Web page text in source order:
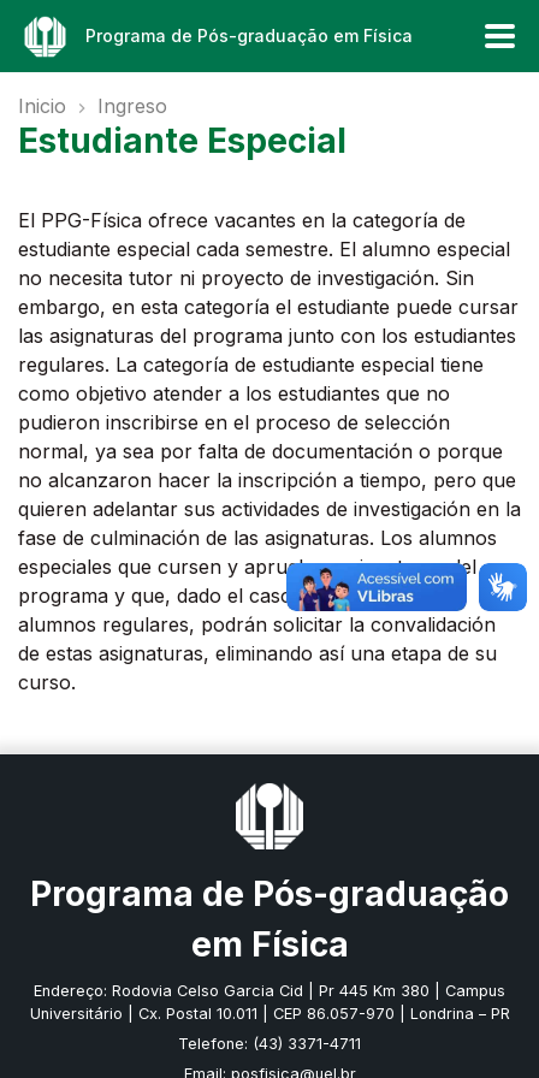
Programa de Pós-graduação em Física
Inicio Ingreso
Estudiante Especial
El PPG-Física ofrece vacantes en la categoría de
estudiante especial cada semestre. El alumno especial
no necesita tutor ni proyecto de investigación. Sin
embargo, en esta categoría el estudiante puede cursar
las asignaturas del programa junto con los estudiantes
regulares. La categoría de estudiante especial tiene
como objetivo atender a los estudiantes que no
pudieron inscribirse en el proceso de selección
normal, ya sea por falta de documentación o porque
no alcanzaron hacer la inscripción a tiempo, pero que
quieren adelantar sus actividades de investigación en la
fase de culminación de las asignaturas. Los alumnos
especiales que cursen y aprueben asignaturas del
programa y que, dado el caso se conviertan en
alumnos regulares, podrán solicitar la convalidación
de estas asignaturas, eliminando así una etapa de su
curso.
Programa de Pós-graduação
em Física
Endereço: Rodovia Celso Garcia Cid | Pr 445 Km 380 | Campus
Universitário | Cx. Postal 10.011 | CEP 86.057-970 | Londrina – PR
Telefone: (43) 3371-4711
Email: posfisica@uel.br